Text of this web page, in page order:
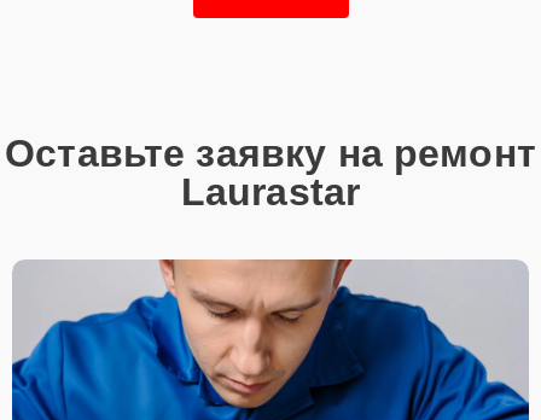
Оставьте заявку на ремонт
Laurastar